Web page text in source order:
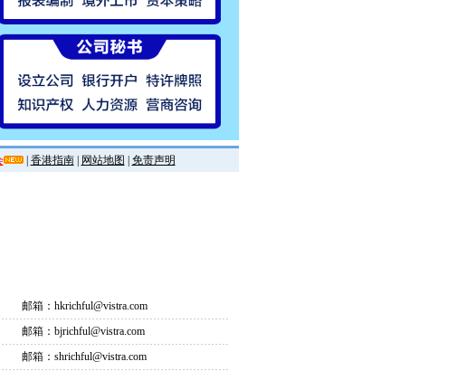
| 香港指南| 网站地图 免责声明
邮箱：hkrichful@vistra.com
邮箱：bjrichful@vistra.com
邮箱：shrichful@vistra.com